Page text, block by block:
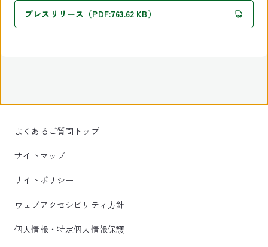
プレスリリース（PDF:763.62 KB）
よくあるご質問トップ
サイトマップ
サイトポリシー
ウェブアクセシビリティ方針
個人情報・特定個人情報保護